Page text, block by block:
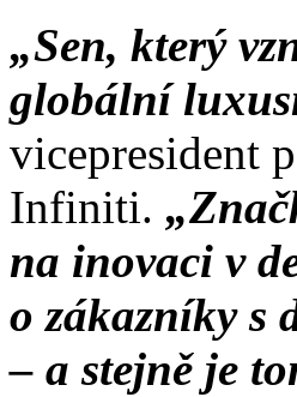
„Sen, který
globální
vicepresident
Infiniti.
na inovaci v
o zákazníky s
– a stejně je